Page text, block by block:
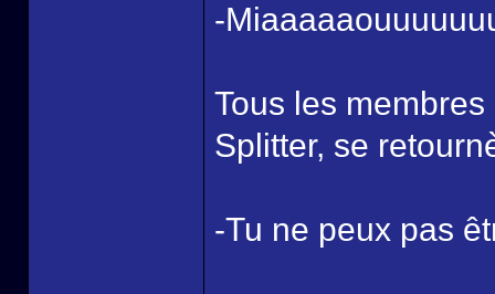
-
Tous les
Splitter, se
-Tu ne peux pas